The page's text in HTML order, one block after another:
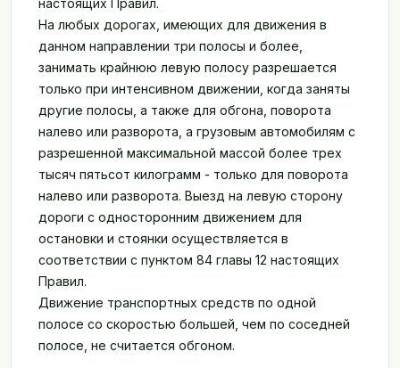
настоящих Правил.
На любых дорогах, имеющих для движения в
данном направлении три полосы и более,
занимать крайнюю левую полосу разрешается
только при интенсивном движении, когда заняты
другие полосы, а также для обгона, поворота
налево или разворота, а грузовым автомобилям с
разрешенной максимальной массой более трех
тысяч пятьсот килограмм - только для поворота
налево или разворота. Выезд на левую сторону
дороги с односторонним движением для
остановки и стоянки осуществляется в
соответствии с пунктом 84 главы 12 настоящих
Правил.
Движение транспортных средств по одной
полосе со скоростью большей, чем по соседней
полосе, не считается обгоном.